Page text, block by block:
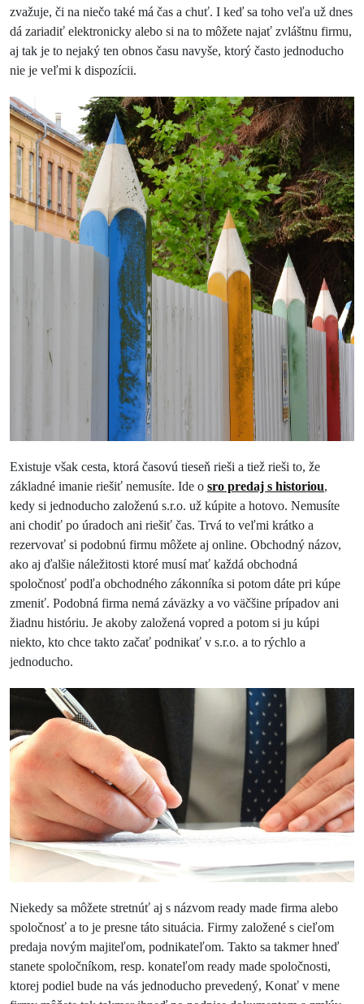
zvažuje, či na niečo také má čas a chuť. I keď sa toho veľa už dnes
dá zariadiť elektronicky alebo si na to môžete najať zvláštnu firmu,
aj tak je to nejaký ten obnos času navyše, ktorý často jednoducho
nie je veľmi k dispozícii.
Existuje však cesta, ktorá časovú tieseň rieši a tiež rieši to, že
základné imanie riešiť nemusíte. Ide o sro predaj s historiou,
kedy si jednoducho založenú s.r.o. už kúpite a hotovo. Nemusíte
ani chodiť po úradoch ani riešiť čas. Trvá to veľmi krátko a
rezervovať si podobnú firmu môžete aj online. Obchodný názov,
ako aj ďalšie náležitosti ktoré musí mať každá obchodná
spoločnosť podľa obchodného zákonníka si potom dáte pri kúpe
zmeniť. Podobná firma nemá záväzky a vo väčšine prípadov ani
žiadnu históriu. Je akoby založená vopred a potom si ju kúpi
niekto, kto chce takto začať podnikať v s.r.o. a to rýchlo a
jednoducho.
Niekedy sa môžete stretnúť aj s názvom ready made firma alebo
spoločnosť a to je presne táto situácia. Firmy založené s cieľom
predaja novým majiteľom, podnikateľom. Takto sa takmer hneď
stanete spoločníkom, resp. konateľom ready made spoločnosti,
ktorej podiel bude na vás jednoducho prevedený, Konať v mene